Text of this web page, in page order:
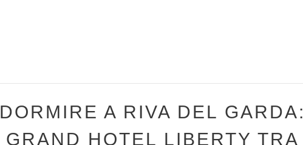
DORMIRE A RIVA DEL GARDA:
GRAND HOTEL LIBERTY TRA